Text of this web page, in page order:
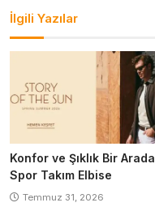
İlgili Yazılar
Konfor ve Şıklık Bir Arada
Spor Takım Elbise
Temmuz 31, 2026